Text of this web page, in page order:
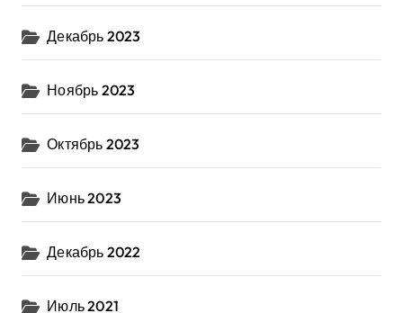
Декабрь 2023
Ноябрь 2023
Октябрь 2023
Июнь 2023
Декабрь 2022
Июль 2021